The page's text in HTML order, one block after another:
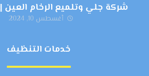
شركة جلي وتلميع الرخام العين |0545307678
أغسطس 10, 2024
خدمات التنظيف